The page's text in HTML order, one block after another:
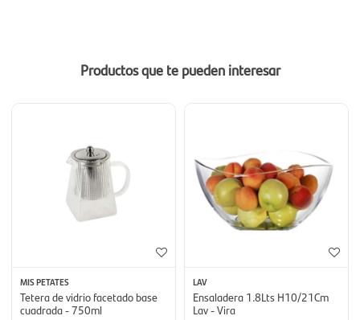
Productos que te pueden interesar
MIS PETATES
Tetera de vidrio facetado base
cuadrada - 750ml
LAV
Ensaladera 1.8Lts H10/21Cm
Lav - Vira